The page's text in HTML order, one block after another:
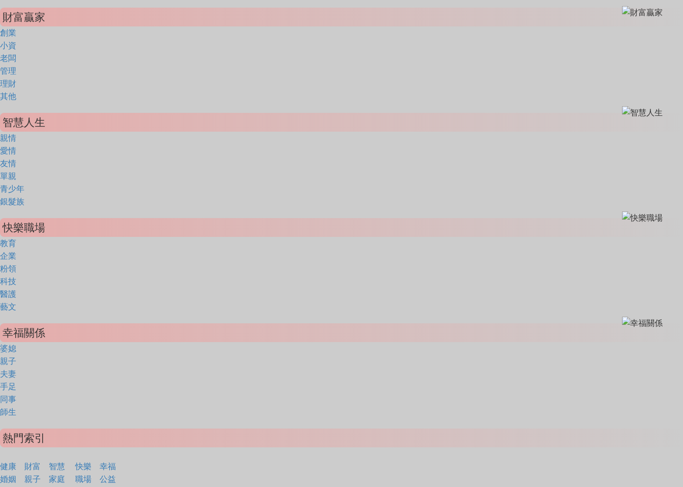
財富贏家
創業
小資
老闆
管理
理財
其他
智慧人生
親情
愛情
友情
單親
青少年
銀髮族
快樂職場
教育
企業
粉領
科技
醫護
藝文
幸福關係
婆媳
親子
夫妻
手足
同事
師生
熱門索引
健康 財富 智慧 快樂
幸福
婚姻
親子 家庭 職場 公益